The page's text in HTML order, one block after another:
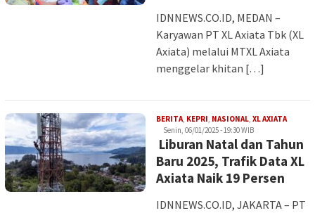
IDNNEWS.CO.ID, MEDAN –
Karyawan PT XL Axiata Tbk (XL
Axiata) melalui MTXL Axiata
menggelar khitan […]
BERITA, KEPRI, NASIONAL, XL AXIATAIman
Senin, 06/01/2025 - 19:30 WIB
Liburan Natal dan Tahun
Baru 2025, Trafik Data XL
Axiata Naik 19 Persen
IDNNEWS.CO.ID, JAKARTA – PT